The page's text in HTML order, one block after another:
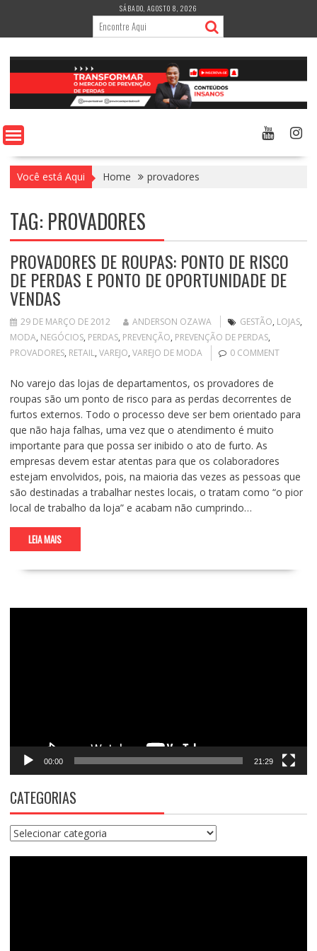
content
SÁBADO, AGOSTO 8, 2026
Você está Aqui Home provadores
TAG: PROVADORES
PROVADORES DE ROUPAS: PONTO DE RISCO
DE PERDAS E PONTO DE OPORTUNIDADE DE
VENDAS
29 DE MARÇO DE 2012 ANDERSON OZAWA GESTÃO, LOJAS,
MODA, NEGÓCIOS, PERDAS, PREVENÇÃO, PREVENÇÃO DE PERDAS,
PROVADORES, RETAIL, VAREJO, VAREJO DE MODA 0 COMMENT
No varejo das lojas de departamentos, os provadores de
roupas são um ponto de risco para as perdas decorrentes de
furtos externos. Todo o processo deve ser bem orientado para
que não haja falhas, uma vez que o atendimento é muito
importante para que possa ser inibido o ato de furto. As
empresas devem estar atentas para que os colaboradores
estejam envolvidos, pois, na maioria das vezes as pessoas que
são destinadas a trabalhar nestes locais, o tratam como “o pior
local de trabalho da loja” e acabam não cumprindo…
LEIA MAIS
00:00 21:29
CATEGORIAS
Categorias